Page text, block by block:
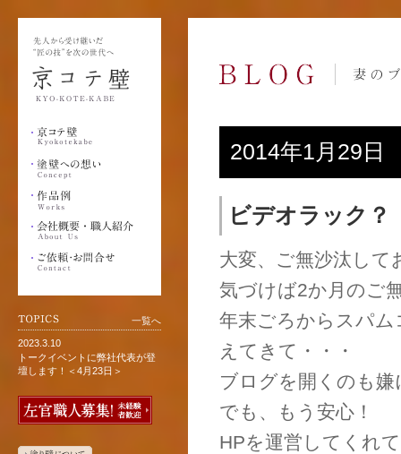
一覧へ
2023.3.10
トークイベントに弊社代表が登
壇します！＜4月23日＞
2014年1月29日
ビデオラック？
大変、ご無沙汰して
気づけば2か月のご
年末ごろからスパ
えてきて・・・
ブログを開くのも
でも、もう安心！
HPを運営してくれ